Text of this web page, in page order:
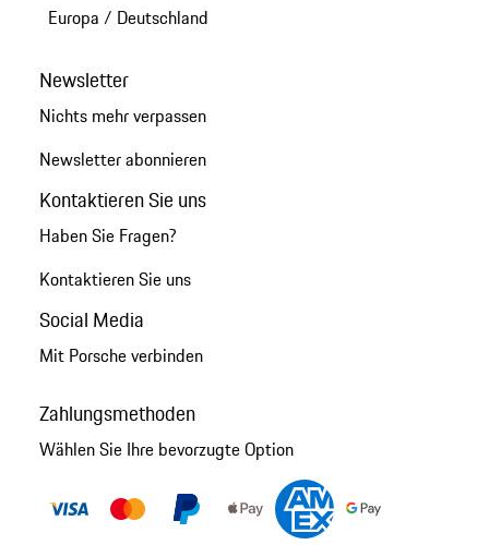
Europa / Deutschland
Newsletter
Nichts mehr verpassen
Newsletter abonnieren
Kontaktieren Sie uns
Haben Sie Fragen?
Kontaktieren Sie uns
Social Media
Mit Porsche verbinden
Zahlungsmethoden
Wählen Sie Ihre bevorzugte Option